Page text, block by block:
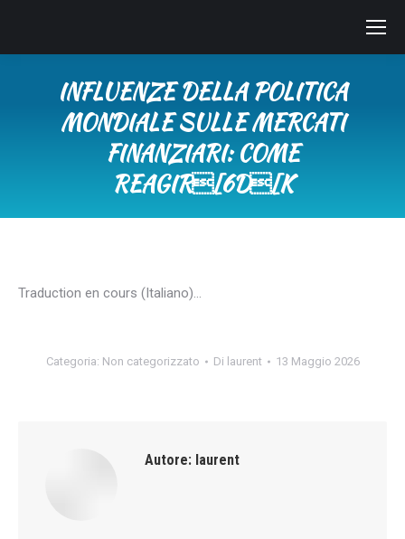
INFLUENZE DELLA POLITICA
MONDIALE SULLE MERCATI
FINANZIARI: COME
REAGIR[6D[K
Traduction en cours (Italiano)…
Categoria: Non categorizzato Di laurent 13 Maggio 2026
Autore: laurent